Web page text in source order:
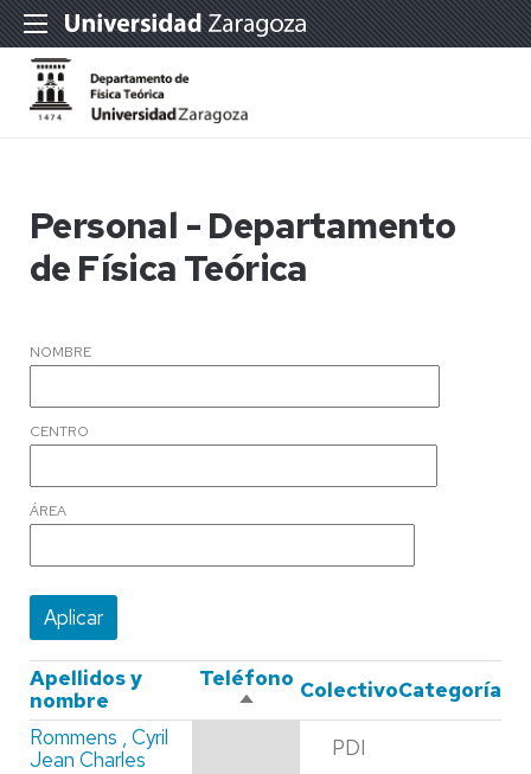
Personal - Departamento
de Física Teórica
NOMBRE
CENTRO
ÁREA
Apellidos y
nombre
Teléfono
Ordenar
descendente
ColectivoCategoría
Rommens , Cyril
Jean Charles
PDI